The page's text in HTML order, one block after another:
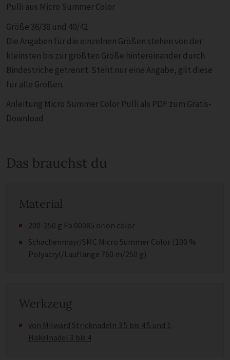
Pulli aus Micro Summer Color
Größe 36/38 und 40/42
Die Angaben für die einzelnen Größen stehen von der
kleinsten bis zur größten Größe hintereinander durch
Bindestriche getrennt. Steht nur eine Angabe, gilt diese
für alle Größen.
Anleitung Micro Summer Color Pulli als PDF zum Gratis-
Download
Das brauchst du
Material
200-250 g Fb 00085 orion color
Schachenmayr/SMC Micro Summer Color (100 %
Polyacryl/Lauflänge 760 m/250 g)
Werkzeug
von Milward Stricknadeln 3.5 bis 4.5 und 1
Häkelnadel 3 bis 4